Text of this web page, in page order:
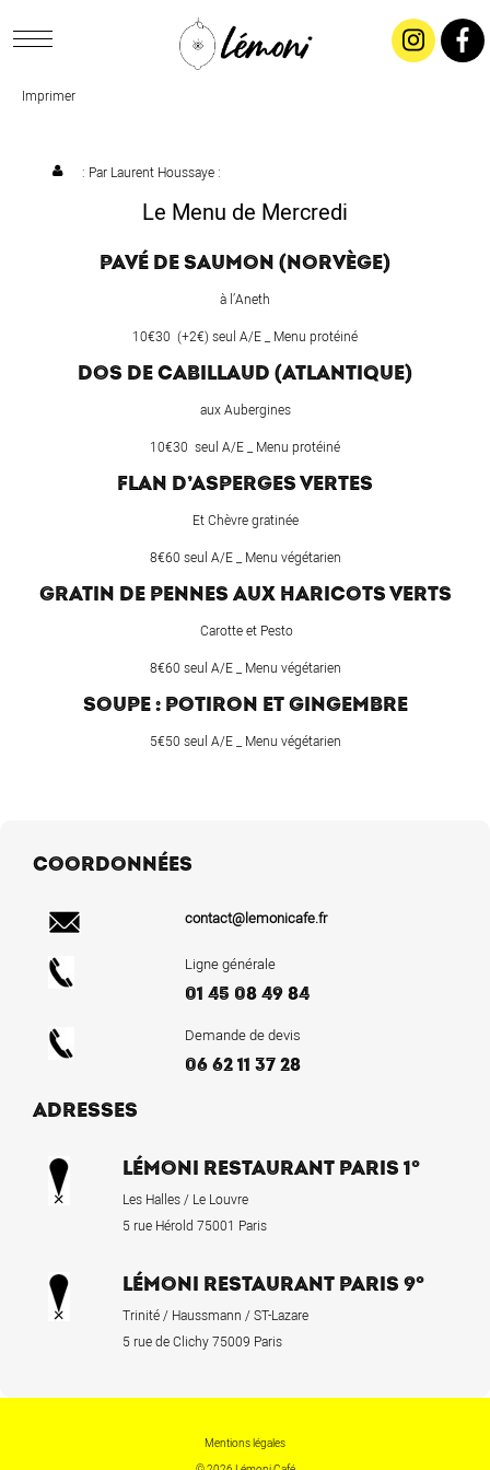
CONCEPT
SALADES & BUFFETS
TRAITEUR
RESTAURANTS & TARIFS
CONTACTEZ-NOUS !
Imprimer
: Par Laurent Houssaye:
Le Menu de Mercredi
PAVÉ DE SAUMON (NORVÈGE)
à l’Aneth
10€30 (+2€) seul A/E _ Menu protéiné
DOS DE CABILLAUD (ATLANTIQUE)
aux Aubergines
10€30 seul A/E _ Menu protéiné
FLAN D’ASPERGES VERTES
Et Chèvre gratinée
8€60 seul A/E _ Menu végétarien
GRATIN DE PENNES AUX HARICOTS VERTS
Carotte et Pesto
8€60 seul A/E _ Menu végétarien
SOUPE : POTIRON ET GINGEMBRE
5€50 seul A/E _ Menu végétarien
COORDONNÉES
contact@lemonicafe.fr
Ligne générale
01 45 08 49 84
Demande de devis
06 62 11 37 28
ADRESSES
LÉMONI RESTAURANT PARIS 1°
Les Halles / Le Louvre
5 rue Hérold 75001 Paris
LÉMONI RESTAURANT PARIS 9°
Trinité / Haussmann / ST-Lazare
5 rue de Clichy 75009 Paris
Mentions légales